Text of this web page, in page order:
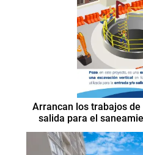
Arrancan los trabajos
salida para el